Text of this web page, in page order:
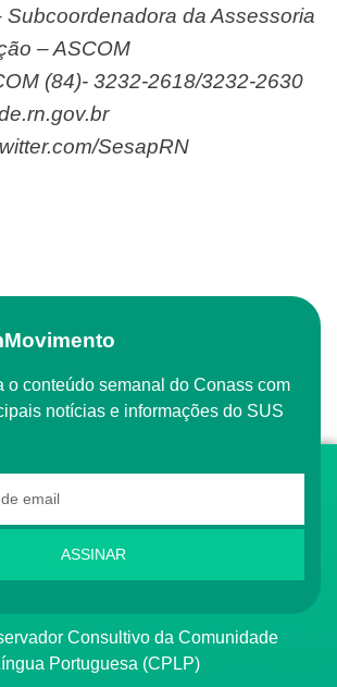
Subcoordenadora da Assessoria
– ASCOM
(84)- 3232-2618/3232-2630
SesapRN
notícias e informações do SUS
ASSINAR
Portuguesa (CPLP)